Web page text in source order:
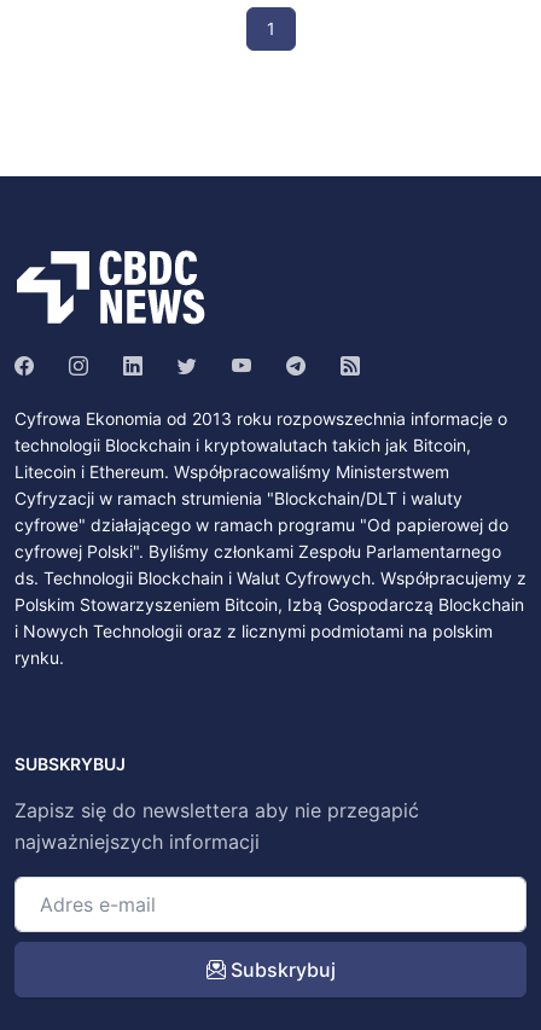
1
Cyfrowa Ekonomia od 2013 roku rozpowszechnia informacje o
technologii Blockchain i kryptowalutach takich jak Bitcoin,
Litecoin i Ethereum. Współpracowaliśmy Ministerstwem
Cyfryzacji w ramach strumienia "Blockchain/DLT i waluty
cyfrowe" działającego w ramach programu "Od papierowej do
cyfrowej Polski". Byliśmy członkami Zespołu Parlamentarnego
ds. Technologii Blockchain i Walut Cyfrowych. Współpracujemy z
Polskim Stowarzyszeniem Bitcoin, Izbą Gospodarczą Blockchain
i Nowych Technologii oraz z licznymi podmiotami na polskim
rynku.
SUBSKRYBUJ
Zapisz się do newslettera aby nie przegapić
najważniejszych informacji
Subskrybuj